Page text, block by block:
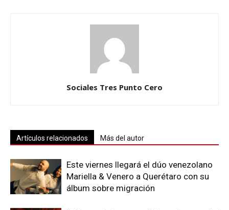
Sociales Tres Punto Cero
Artículos relacionados Más del autor
Este viernes llegará el dúo venezolano
Mariella & Venero a Querétaro con su
álbum sobre migración